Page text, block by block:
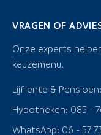
VRAGEN OF
Onze experts
keuzemenu.
Lijfrente &
Hypotheken: 085 -
WhatsApp: 06 - 57